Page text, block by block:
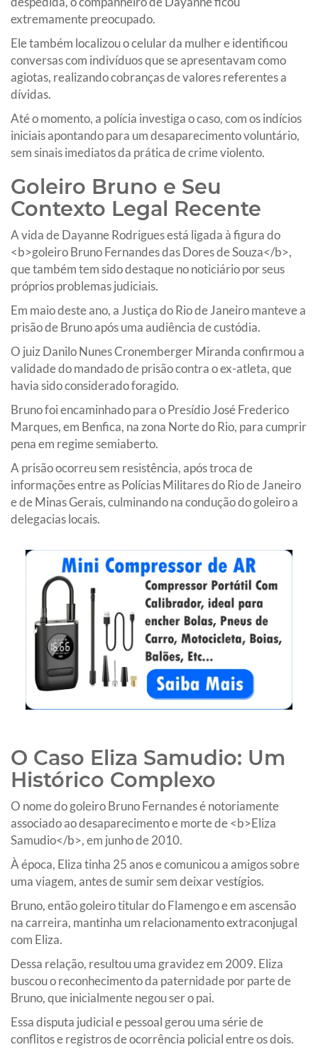
extremamente preocupado.
Ele também localizou o celular da mulher e identificou
conversas com indivíduos que se apresentavam como
agiotas, realizando cobranças de valores referentes a
dívidas.
Até o momento, a polícia investiga o caso, com os indícios
iniciais apontando para um desaparecimento voluntário,
sem sinais imediatos da prática de crime violento.
Goleiro Bruno e Seu
Contexto Legal Recente
A vida de Dayanne Rodrigues está ligada à figura do
<b>goleiro Bruno Fernandes das Dores de Souza</b>,
que também tem sido destaque no noticiário por seus
próprios problemas judiciais.
Em maio deste ano, a Justiça do Rio de Janeiro manteve a
prisão de Bruno após uma audiência de custódia.
O juiz Danilo Nunes Cronemberger Miranda confirmou a
validade do mandado de prisão contra o ex-atleta, que
havia sido considerado foragido.
Bruno foi encaminhado para o Presídio José Frederico
Marques, em Benfica, na zona Norte do Rio, para cumprir
pena em regime semiaberto.
A prisão ocorreu sem resistência, após troca de
informações entre as Polícias Militares do Rio de Janeiro
e de Minas Gerais, culminando na condução do goleiro a
delegacias locais.
O Caso Eliza Samudio: Um
Histórico Complexo
O nome do goleiro Bruno Fernandes é notoriamente
associado ao desaparecimento e morte de <b>Eliza
Samudio</b>, em junho de 2010.
À época, Eliza tinha 25 anos e comunicou a amigos sobre
uma viagem, antes de sumir sem deixar vestígios.
Bruno, então goleiro titular do Flamengo e em ascensão
na carreira, mantinha um relacionamento extraconjugal
com Eliza.
Dessa relação, resultou uma gravidez em 2009. Eliza
buscou o reconhecimento da paternidade por parte de
Bruno, que inicialmente negou ser o pai.
Essa disputa judicial e pessoal gerou uma série de
conflitos e registros de ocorrência policial entre os dois.